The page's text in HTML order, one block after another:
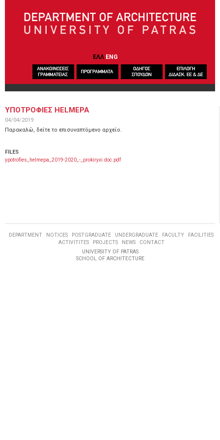
ΕΛΛ ENG
ΥΠΟΤΡΟΦΙΕΣ HELMEPA
04/04/2019
Παρακαλώ, δείτε το επισυναπτόμενο αρχείο.
FILES
ypotrofies_helmepa_2019-2020_-_prokiryxi.doc.pdf
DEPARTMENT NOTICES POSTGRADUATE UNDERGRADUATE FACULTY
FACILITIES
ACTIVITITES
PROJECTS NEWS
CONTACT
UNIVERSITY OF PATRAS
SCHOOL OF ARCHITECTURE